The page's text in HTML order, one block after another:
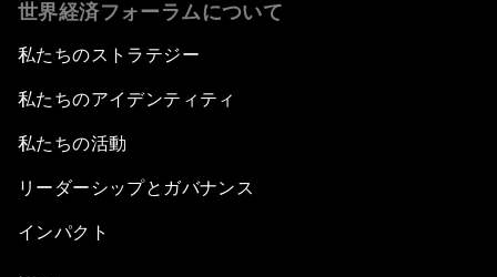
世界経済フォーラムについて
私たちのストラテジー
私たちのアイデンティティ
私たちの活動
リーダーシップとガバナンス
インパクト